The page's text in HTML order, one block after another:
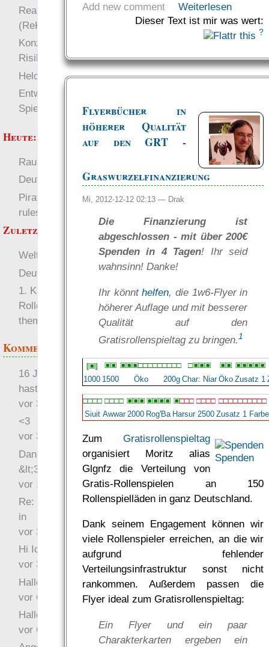
Add new comment
Weiterlesen
Dieser Text ist mir was wert:
?
Flyerbücher in
höherer Qualität
auf den GRT -
Graswurzelfinanzierung
Mi, 2012-12-12 02:13 — Drak
Die Finanzierung ist
abgeschlossen - mit über 200€
Spenden in 4 Tagen! Ihr seid
wahnsinn! Danke!
Ihr könnthelfen, die 1w6-Flyer in
höherer Auflage und mit besserer
Qualität auf den
Gratisrollenspieltag zu bringen. 1
⟦▣⟧ ▣▣ ▣▣▣□□□□□□□□□ □▣▣▣ ▣▣ ▣▣▣▣▣
1000 1500 Öko 200g Char: Niar Öko Zusatz 1
□□□□ □□□□ ▣▣▣ ▣▣▣▣ ▣□□□ □□□□ □□□□□□□□□□
Siuit Awwar 2000 Rog'Ba Harsur 2500 Zusatz 1 Farbe
Spenden
Zum Gratisrollenspieltag
organisiert Moritz alias
Glgnfz die Verteilung von
Gratis-Rollenspielen an 150
Rollenspielläden in ganz Deutschland.
Dank seinem Engagement können wir
viele Rollenspieler erreichen, an die wir
aufgrund fehlender
Verteilungsinfrastruktur sonst nicht
rankommen. Außerdem passen die
Flyer ideal zum Gratisrollenspieltag:
Ein Flyer und ein paar
Charakterkarten ergeben ein
Realistische Kämpfe
(ReKa)
Konzept für Schwächen:
Risiko
Heldendokument
Entwicklung von
Spielwelten
more
Heute:
RaumZeit
Deutsch
Pirate Party Flyerbook
rules
Zuletzt angezeigt:
Welten
Deutsch
1. Karlsruher
Rollenspieltage und
theming
Kommentare
16 Jahre später: mist, du
hast Recht …
vor 31 Wochen 4 Tage
<3
vor 34 Wochen 5 Tage
Danke für das Statement
&lt;3
vor 1 Jahr 48 Wochen
Re: Hi Ich bin völlig neu
in
vor 3 Jahre 33 Wochen
Hi Ich bin völlig neu in
vor 3 Jahre 46 Wochen
Hallo Ochrasylion
vor 6 Jahre 10 Wochen
Hallo Drak
vor 6 Jahre 10 Wochen